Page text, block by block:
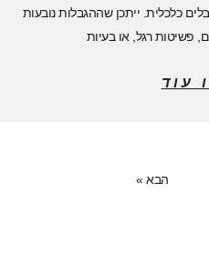
כלכלית. ייתכן שההגבלות נובעות
פשיטות רגל, או בעיות
עוד
הבא »